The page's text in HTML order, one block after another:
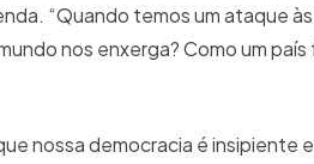
“Quando temos um ataque
nos enxerga? Como um
nossa democracia é insipiente